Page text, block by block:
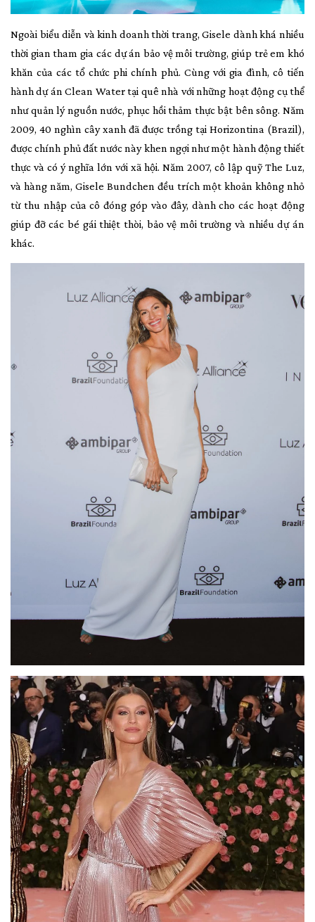
Ngoài biểu diễn và kinh doanh thời trang, Gisele dành khá nhiều
thời gian tham gia các dự án bảo vệ môi trường, giúp trẻ em khó
khăn của các tổ chức phi chính phủ. Cùng với gia đình, cô tiến
hành dự án Clean Water tại quê nhà với những hoạt động cụ thể
như quản lý nguồn nước, phục hồi thảm thực bật bên sông. Năm
2009, 40 nghìn cây xanh đã được trồng tại Horizontina (Brazil),
được chính phủ đất nước này khen ngợi như một hành động thiết
thực và có ý nghĩa lớn với xã hội. Năm 2007, cô lập quỹ The Luz,
và hàng năm, Gisele Bundchen đều trích một khoản không nhỏ
từ thu nhập của cô đóng góp vào đây, dành cho các hoạt động
giúp đỡ các bé gái thiệt thòi, bảo vệ môi trường và nhiều dự án
khác.